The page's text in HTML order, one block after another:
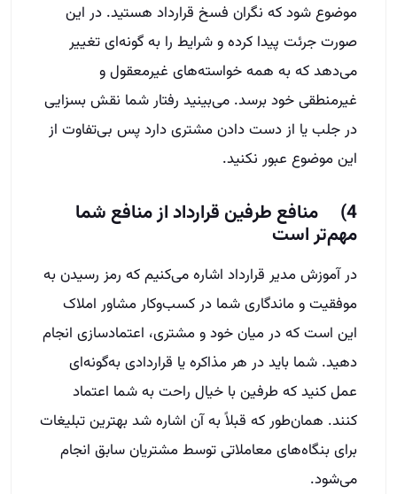
موضوع شود که نگران فسخ قرارداد هستید. در این
صورت جرئت پیدا کرده و شرایط را به گونه‌ای تغییر
می‌دهد که به همه خواسته‌های غیرمعقول و
غیرمنطقی خود برسد. می‌بینید رفتار شما نقش بسزایی
در جلب یا از دست دادن مشتری دارد پس بی‌تفاوت از
این موضوع عبور نکنید.
4) منافع طرفین قرارداد از منافع شما
مهم‌تر است
در آموزش مدیر قرارداد اشاره می‌کنیم که رمز رسیدن به
موفقیت و ماندگاری شما در کسب‌وکار مشاور املاک
این است که در میان خود و مشتری، اعتمادسازی انجام
دهید. شما باید در هر مذاکره یا قراردادی به‌گونه‌ای
عمل کنید که طرفین با خیال راحت به شما اعتماد
کنند. همان‌طور که قبلاً به آن اشاره شد بهترین تبلیغات
برای بنگاه‌های معاملاتی توسط مشتریان سابق انجام
می‌شود.